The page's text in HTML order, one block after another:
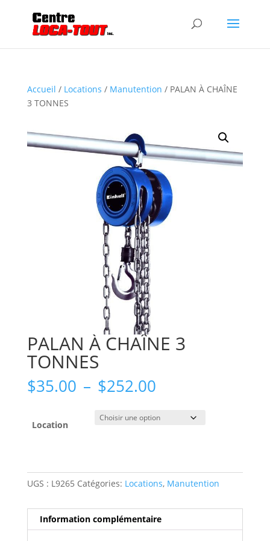
Accueil / Locations / Manutention / PALAN À CHAÎNE
3 TONNES
PALAN À CHAÎNE 3
TONNES
$35.00 – $252.00Plage
prix :
$35.00
Location
UGS : L9265 Catégories: Locations, Manutention
Information complémentaire